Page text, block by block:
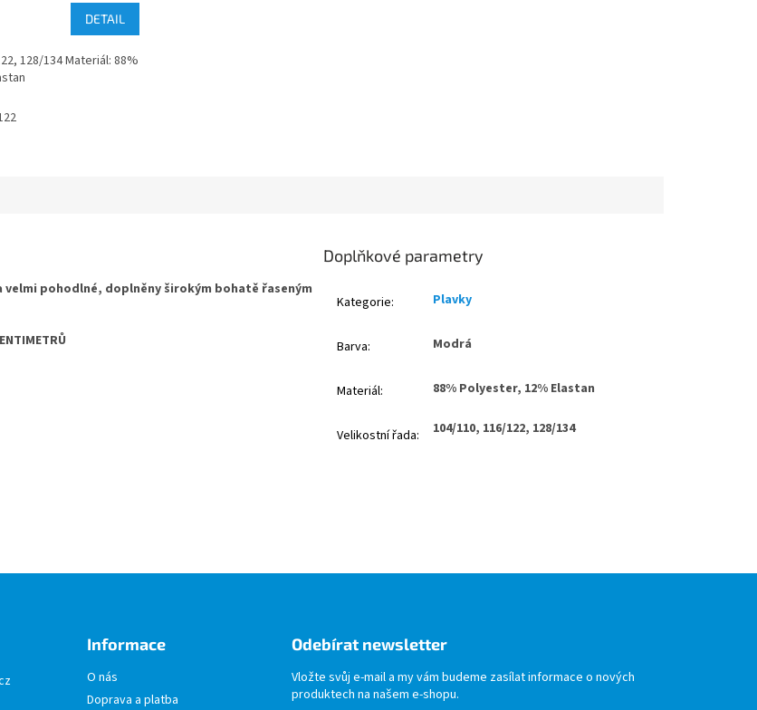
DETAIL
128/134 Materiál: 88%
pohodlné, doplněny širokým bohatě řaseným
Doplňkové parametry
Kategorie: Plavky
Barva: Modrá
Materiál: 88% Polyester, 12% Elastan
Velikostní řada: 104/110, 116/122, 128/134
Informace
O nás
Doprava a platba
Odebírat newsletter
Vložte svůj e-mail a my vám budeme zasílat informace o nových
produktech na našem e-shopu.